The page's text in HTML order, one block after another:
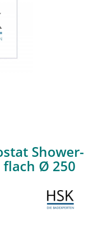
Shower-
Ø 250